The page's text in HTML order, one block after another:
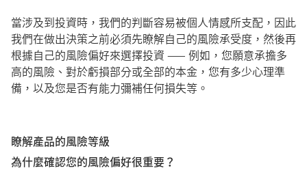
當涉及到投資時，我們的判斷容易被個人情感所支配，因此
我們在做出決策之前必須先瞭解自己的風險承受度，然後再
根據自己的風險偏好來選擇投資 —— 例如，您願意承擔多
高的風險、對於虧損部分或全部的本金，您有多少心理準
備，以及您是否有能力彌補任何損失等。
瞭解產品的風險等級
為什麼確認您的風險偏好很重要？